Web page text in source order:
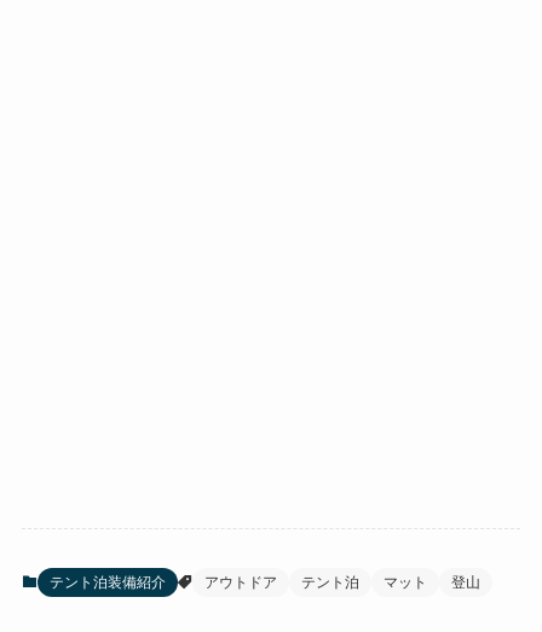
テント泊装備紹介 アウトドア テント泊 マット 登山